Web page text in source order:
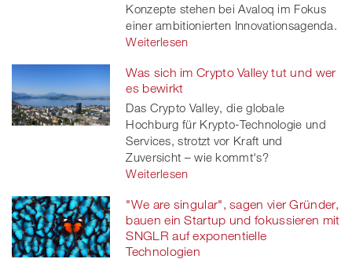
Konzepte stehen bei Avaloq im Fokus
einer ambitionierten Innovationsagenda.
Weiterlesen
Was sich im Crypto Valley tut und wer
es bewirkt
Das Crypto Valley, die globale
Hochburg für Krypto-Technologie und
Services, strotzt vor Kraft und
Zuversicht – wie kommt's?
Weiterlesen
"We are singular", sagen vier Gründer,
bauen ein Startup und fokussieren mit
SNGLR auf exponentielle
Technologien